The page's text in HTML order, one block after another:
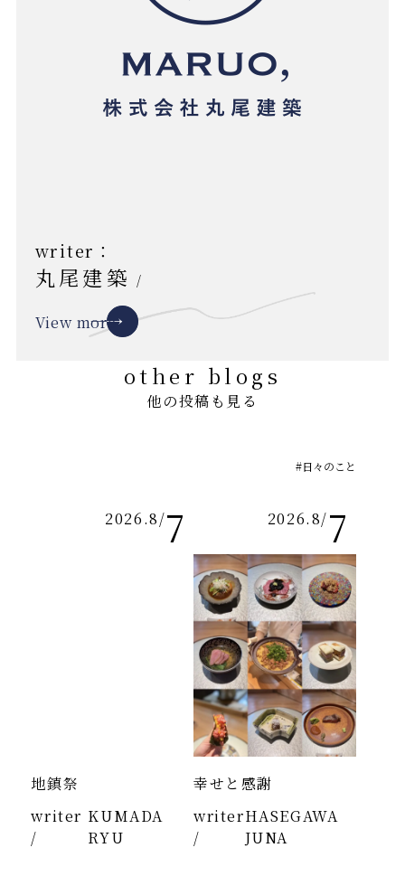
writer：
丸尾建築 /
View more
other blogs
他の投稿も見る
2026.8/7
地鎮祭
writer
/
KUMADA
RYU
2026.8/7
幸せと感謝
#日々のこと
writer
/
HASEGAWA
JUNA